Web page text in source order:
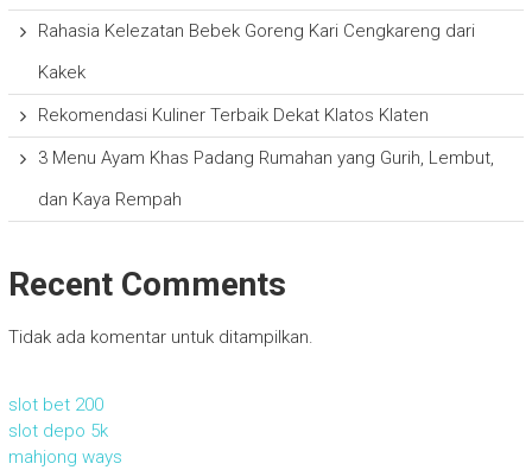
Rahasia Kelezatan Bebek Goreng Kari Cengkareng dari
Kakek
Rekomendasi Kuliner Terbaik Dekat Klatos Klaten
3 Menu Ayam Khas Padang Rumahan yang Gurih, Lembut,
dan Kaya Rempah
Recent Comments
Tidak ada komentar untuk ditampilkan.
slot bet 200
slot depo 5k
mahjong ways